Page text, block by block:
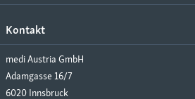
Kontakt
medi Austria GmbH
Adamgasse 16/7
6020 Innsbruck